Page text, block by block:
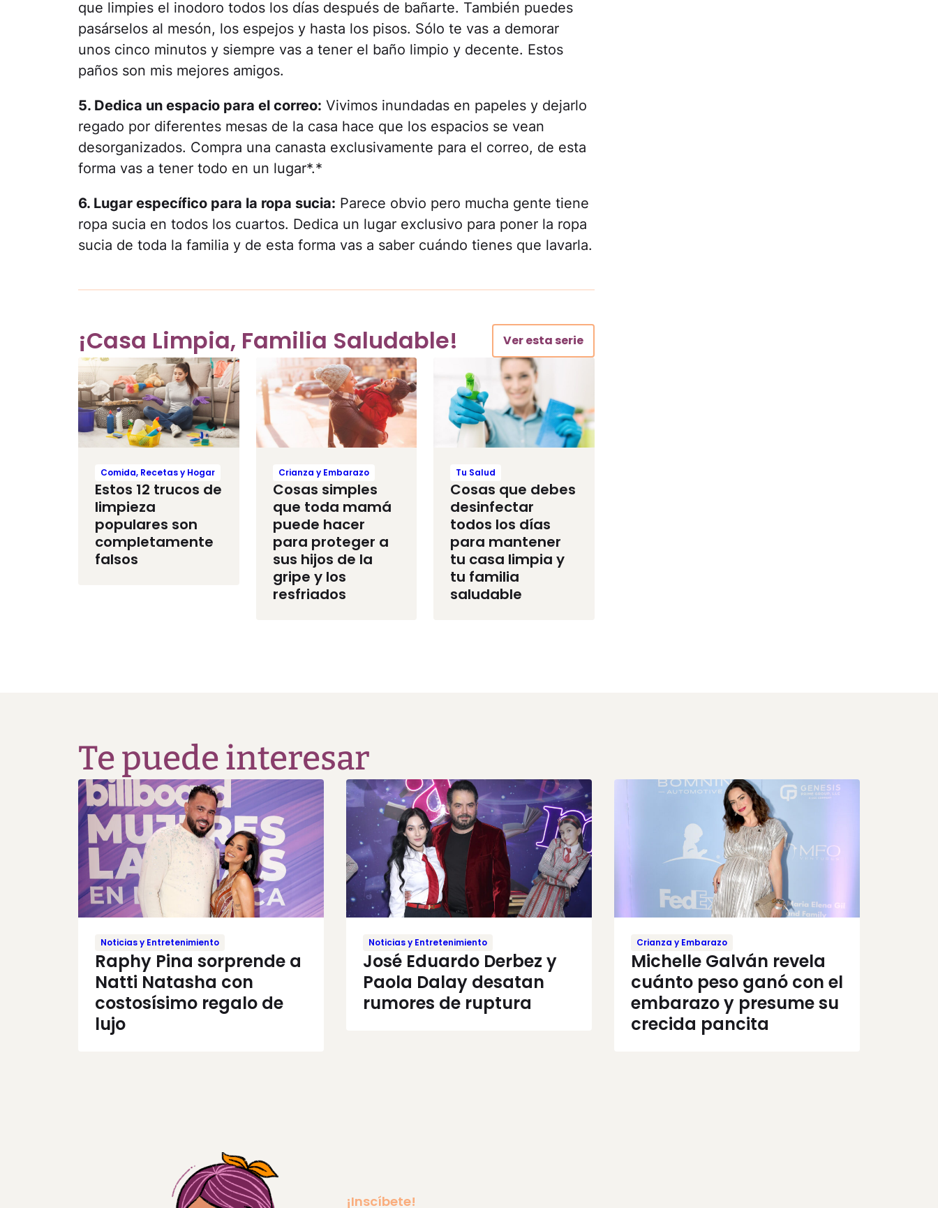
que limpies el inodoro todos los días después de bañarte. También puedes
pasárselos al mesón, los espejos y hasta los pisos. Sólo te vas a demorar
unos cinco minutos y siempre vas a tener el baño limpio y decente. Estos
paños son mis mejores amigos.
5. Dedica un espacio para el correo: Vivimos inundadas en papeles y dejarlo
regado por diferentes mesas de la casa hace que los espacios se vean
desorganizados. Compra una canasta exclusivamente para el correo, de esta
forma vas a tener todo en un lugar*.*
6. Lugar específico para la ropa sucia: Parece obvio pero mucha gente tiene
ropa sucia en todos los cuartos. Dedica un lugar exclusivo para poner la ropa
sucia de toda la familia y de esta forma vas a saber cuándo tienes que lavarla.
¡Casa Limpia, Familia Saludable! Ver esta serie
Comida, Recetas y Hogar
Estos 12 trucos de
limpieza
populares son
completamente
falsos
Crianza y Embarazo
Cosas simples
que toda mamá
puede hacer
para proteger a
sus hijos de la
gripe y los
resfriados
Tu Salud
Cosas que debes
desinfectar
todos los días
para mantener
tu casa limpia y
tu familia
saludable
Te puede interesar
Noticias y Entretenimiento
Raphy Pina sorprende a
Natti Natasha con
costosísimo regalo de
lujo
Noticias y Entretenimiento
José Eduardo Derbez y
Paola Dalay desatan
rumores de ruptura
Crianza y Embarazo
Michelle Galván revela
cuánto peso ganó con el
embarazo y presume su
crecida pancita
¡Inscíbete!